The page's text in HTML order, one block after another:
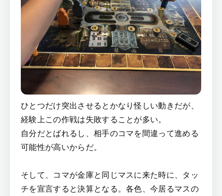
ひとつだけ突出させるとかなり怪しい動きだが、
経験上この作戦は失敗することが多い。
自分だとばれるし、相手のコマを間違って進める
可能性が高いからだ。
そして、コマが金庫と同じマスに来た時に、タッ
チを宣言すると決算となる。各色、今居るマスの